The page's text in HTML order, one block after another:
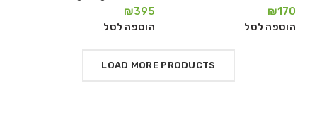
₪170
הוספה לסל
₪395
הוספה לסל
LOAD MORE PRODUCTS